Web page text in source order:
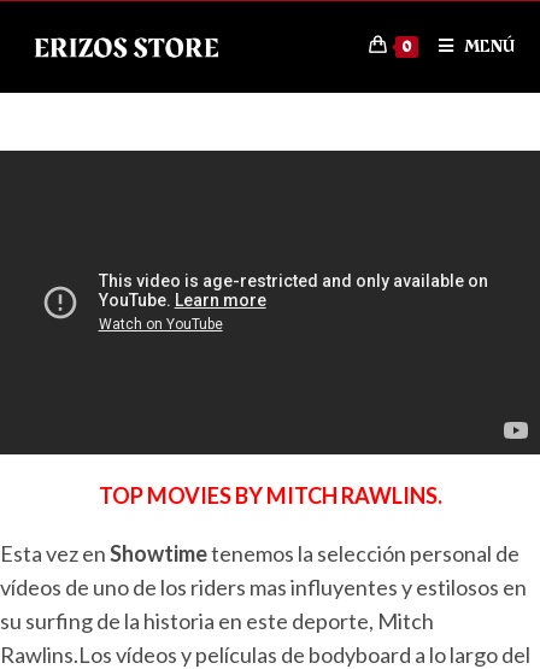
0 MENÚ
TOP MOVIES BY MITCH RAWLINS.
Esta vez enShowtimetenemos la selección personal de
vídeos de uno de los riders mas influyentes y estilosos en
su surfing de la historia en este deporte, Mitch
Rawlins.Los vídeos y películas de bodyboard a lo largo del